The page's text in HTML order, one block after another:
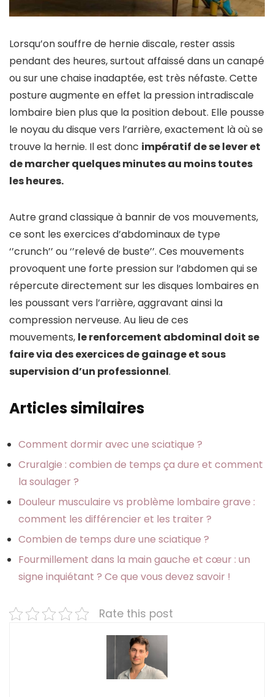
Lorsqu’on souffre de hernie discale, rester assis
pendant des heures, surtout affaissé dans un canapé
ou sur une chaise inadaptée, est très néfaste. Cette
posture augmente en effet la pression intradiscale
lombaire bien plus que la position debout. Elle pousse
le noyau du disque vers l’arrière, exactement là où se
trouve la hernie. Il est donc impératif de se lever et
de marcher quelques minutes au moins toutes
les heures.
Autre grand classique à bannir de vos mouvements,
ce sont les exercices d’abdominaux de type
‘’crunch’’ ou ‘’relevé de buste’’. Ces mouvements
provoquent une forte pression sur l’abdomen qui se
répercute directement sur les disques lombaires en
les poussant vers l’arrière, aggravant ainsi la
compression nerveuse. Au lieu de ces
mouvements, le renforcement abdominal doit se
faire via des exercices de gainage et sous
supervision d’un professionnel.
Articles similaires
Comment dormir avec une sciatique ?
Cruralgie : combien de temps ça dure et comment
la soulager ?
Douleur musculaire vs problème lombaire grave :
comment les différencier et les traiter ?
Combien de temps dure une sciatique ?
Fourmillement dans la main gauche et cœur : un
signe inquiétant ? Ce que vous devez savoir !
Rate this post